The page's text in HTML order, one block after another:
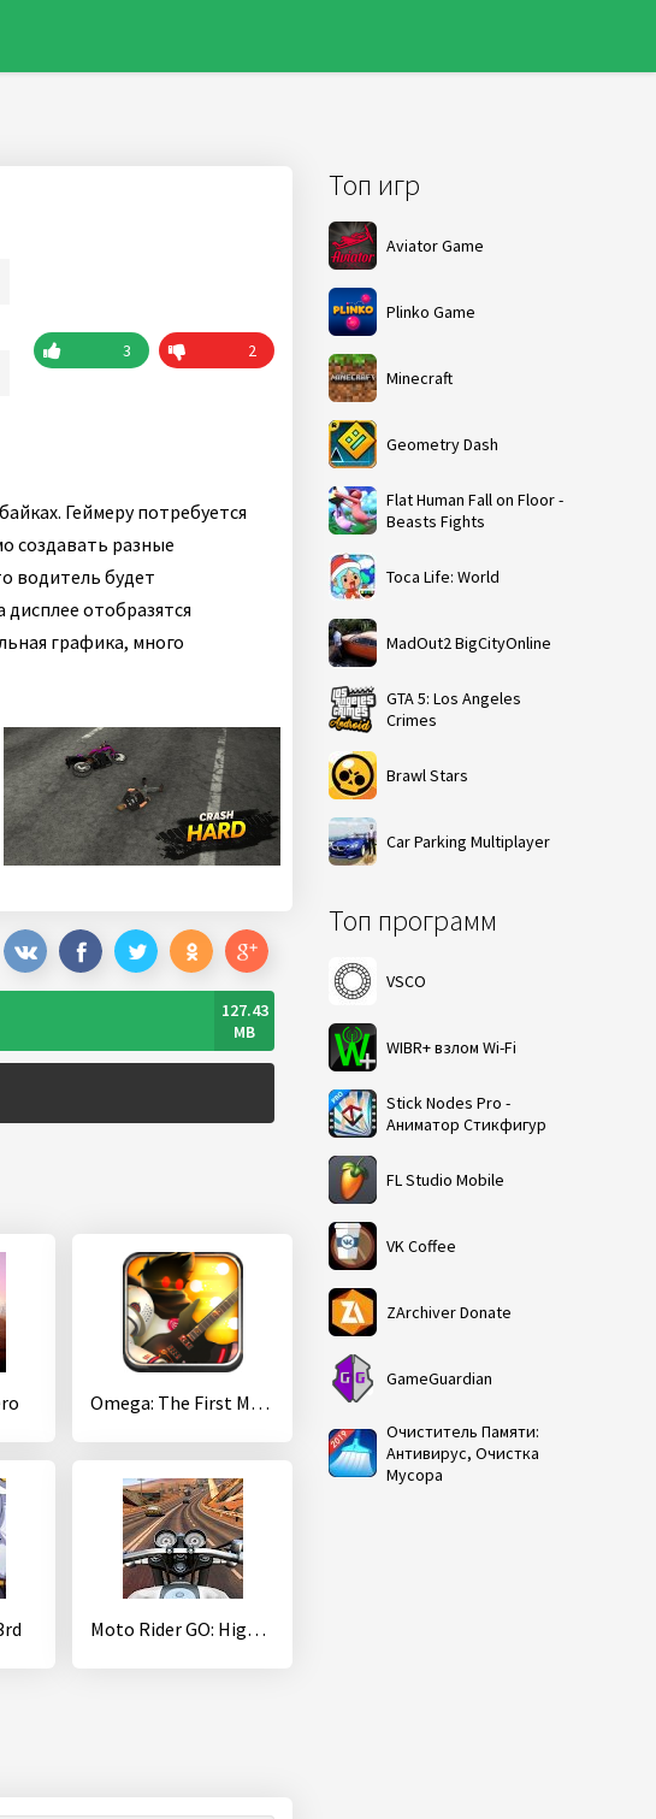
Топ игр
Aviator Game
Plinko Game
Minecraft
Geometry Dash
Flat Human Fall on Floor -
Beasts Fights
Toca Life: World
MadOut2 BigCityOnline
GTA 5: Los Angeles
Crimes
Brawl Stars
Car Parking Multiplayer
Топ программ
VSCO
WIBR+ взлом Wi-Fi
Stick Nodes Pro -
Аниматор Стикфигур
FL Studio Mobile
VK Coffee
ZArchiver Donate
GameGuardian
Очиститель Памяти:
Антивирус, Очистка
Мусора
3 2
Геймеру потребуется
создавать разные
водитель будет
отобразятся
графика, много
127.43
MB
Omega: The First Movement
Moto Rider GO: Highway Traffic